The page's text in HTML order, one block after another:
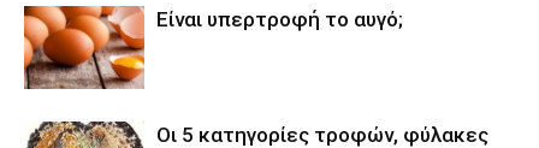
Είναι υπερτροφή το αυγό;
Οι 5 κατηγορίες τροφών, φύλακες